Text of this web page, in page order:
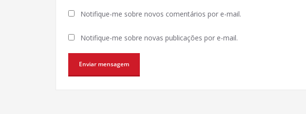
Notifique-me sobre novos comentários por e-mail.
Notifique-me sobre novas publicações por e-mail.